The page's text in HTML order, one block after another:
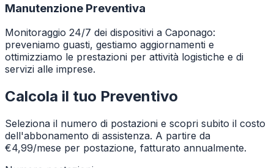
Manutenzione Preventiva
Monitoraggio 24/7 dei dispositivi a Caponago:
preveniamo guasti, gestiamo aggiornamenti e
ottimizziamo le prestazioni per attività logistiche e di
servizi alle imprese.
Calcola il tuo Preventivo
Seleziona il numero di postazioni e scopri subito il costo
dell'abbonamento di assistenza. A partire da
€4,99/mese per postazione, fatturato annualmente.